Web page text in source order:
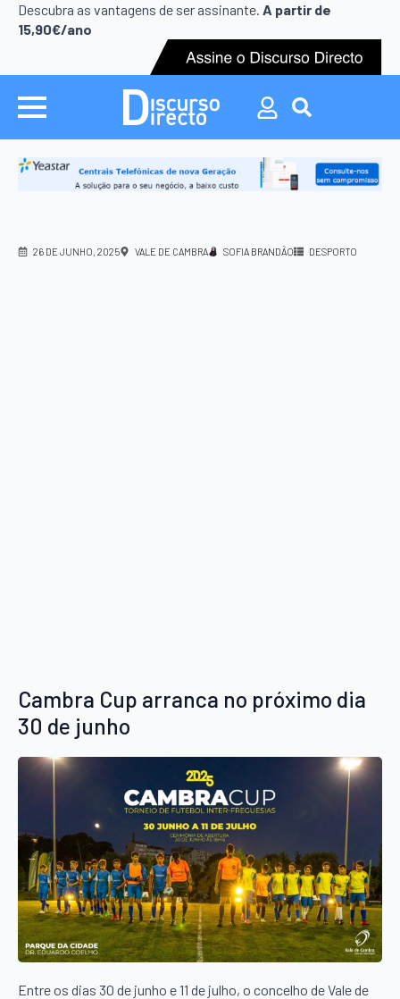
Descubra as vantagens de ser assinante. A partir de
15,90€/ano
Search
for:
Search
26 DE JUNHO, 2025 VALE DE CAMBRA SOFIA BRANDÃO DESPORTO
Cambra Cup arranca no próximo dia
30 de junho
Entre os dias 30 de junho e 11 de julho, o concelho de Vale de